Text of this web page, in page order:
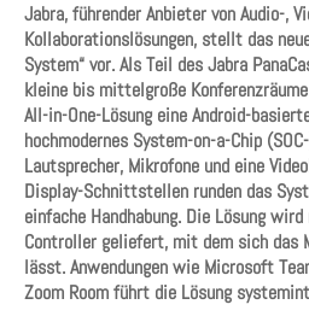
Jabra, führender Anbieter von Audio-,
Kollaborationslösungen, stellt das
System“ vor. Als Teil des Jabra
kleine bis mittelgroße
All-in-One-Lösung eine Android-
hochmodernes System-on-a-Chip
Lautsprecher, Mikrofone und eine
Display-Schnittstellen runden das
einfache Handhabung. Die Lösung
Controller geliefert, mit dem sich das
lässt. Anwendungen wie Microsoft
Zoom Room führt die Lösung